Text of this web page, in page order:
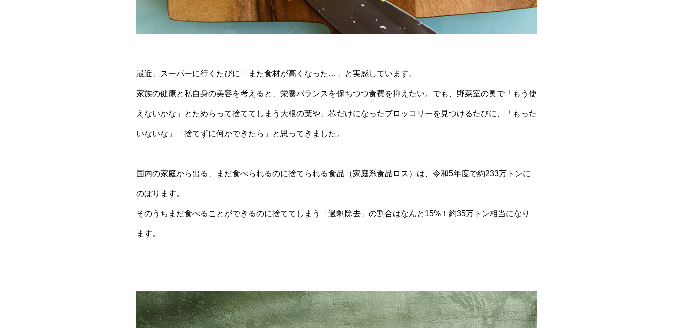
最近、スーパーに行くたびに「また食材が高くなった…」と実感しています。
家族の健康と私自身の美容を考えると、栄養バランスを保ちつつ食費を抑えたい。でも、野菜室の奥で「もう使
えないかな」とためらって捨ててしまう大根の葉や、芯だけになったブロッコリーを見つけるたびに、「もった
いないな」「捨てずに何かできたら」と思ってきました。
国内の家庭から出る、まだ食べられるのに捨てられる食品（家庭系食品ロス）は、令和5年度で約233万トンに
のぼります。
そのうちまだ食べることができるのに捨ててしまう「過剰除去」の割合はなんと15%！約35万トン相当になり
ます。